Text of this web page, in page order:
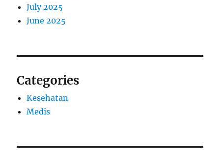
July 2025
June 2025
Categories
Kesehatan
Medis